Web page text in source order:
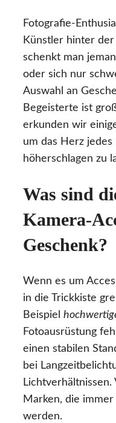
Fotografie-
Künstler hinter
schenkt man
oder sich nur
Auswahl an
Begeisterte ist
erkunden wir
um das Herz jedes
höherschlagen zu
Was sind
Kamera-
Geschenk?
Wenn es um
in die Trickkiste
Beispiel
Fotoausrüstung
einen stabilen
bei
Marken, die
werden.